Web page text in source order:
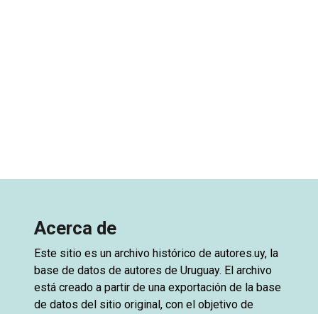
Acerca de
Este sitio es un archivo histórico de autores.uy, la
base de datos de autores de Uruguay. El archivo
está creado a partir de una exportación de la base
de datos del sitio original, con el objetivo de